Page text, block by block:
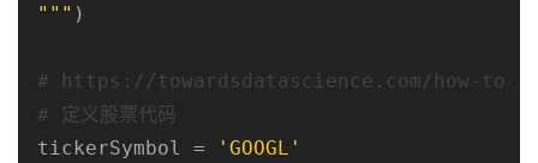
""" )
# https://towardsdatascience.com/how-to-
# 定义股票代码
tickerSymbol =
'GOOGL'